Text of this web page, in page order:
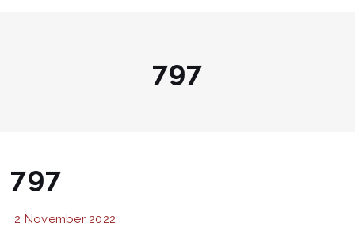
797
797
2 November 2022